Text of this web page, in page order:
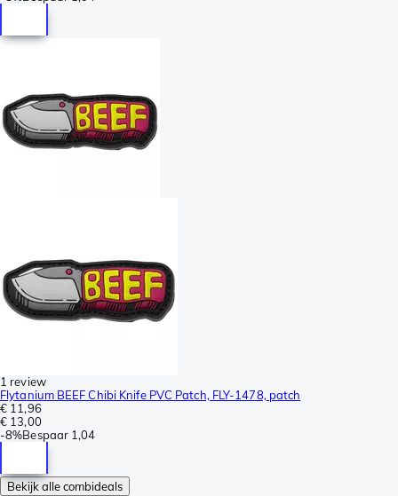
1 review
Flytanium BEEF Chibi Knife PVC Patch, FLY-1478, patch
€ 11,96
€ 13,00
-8%Bespaar 1,04
Bekijk alle combideals